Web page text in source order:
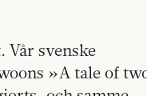
Vår svenske
»A tale of